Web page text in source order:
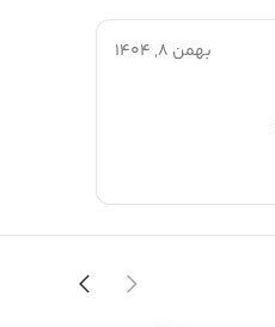
بهمن 8, 1404